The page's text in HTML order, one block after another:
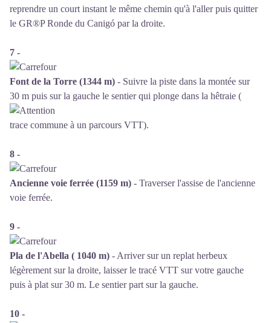
reprendre un court instant le même chemin qu'à l'aller puis quitter
le GR®P Ronde du Canigó par la droite.
7 -
Font de la Torre (1344 m) - Suivre la piste dans la montée sur
30 m puis sur la gauche le sentier qui plonge dans la hêtraie (
trace commune à un parcours VTT).
8 -
Ancienne voie ferrée (1159 m) - Traverser l'assise de l'ancienne
voie ferrée.
9 -
Pla de l'Abella ( 1040 m) - Arriver sur un replat herbeux
légèrement sur la droite, laisser le tracé VTT sur votre gauche
puis à plat sur 30 m. Le sentier part sur la gauche.
10 -